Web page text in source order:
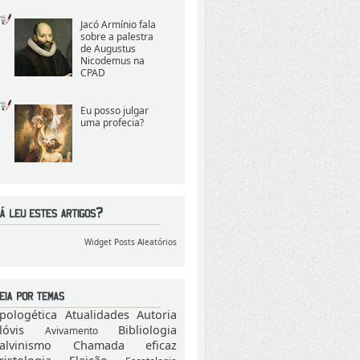
Jacó Armínio fala
sobre a palestra
de Augustus
Nicodemus na
CPAD
Eu posso julgar
uma profecia?
Widget Posts Aleatórios
Atualidades Autoria
Avivamento
Bibliologia
Chamada eficaz